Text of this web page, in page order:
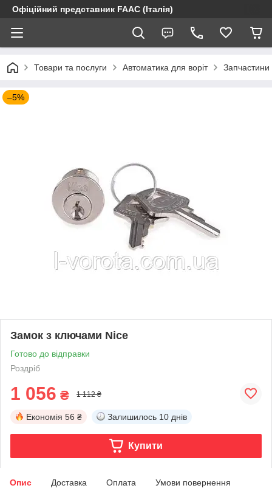
Офіційний представник FAAC (Італія)
Товари та послуги Автоматика для воріт Запчастини
–5%
Замок з ключами Nice
Готово до відправки
Роздріб
1 056 ₴ 1 112 ₴
Економія 56 ₴ Залишилось 10 днів
Купити
Опис Доставка Оплата Умови повернення